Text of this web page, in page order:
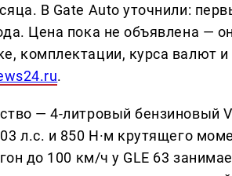
В Gate Auto уточнили:
Цена пока не объявлена —
комплектации, курса валют и
.
— 4-литровый бензиновый
л.с. и 850 Н·м крутящего
до 100 км/ч у GLE 63